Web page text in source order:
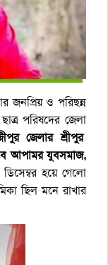
জনপ্রিয় ও পরিছন্ন
পরিষদের জেলা
জেলার শ্রীপুর
আপামর যুবসমাজ,
হয়ে গেলো
ছিল মনে রাখার